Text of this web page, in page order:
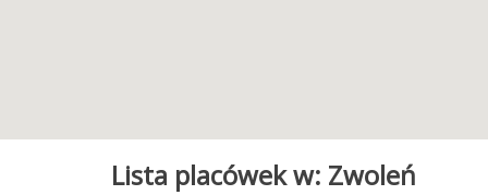
Lista placówek w: Zwoleń